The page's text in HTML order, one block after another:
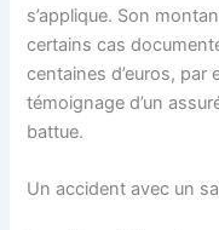
s’applique. Son
certains cas
centaines d’euros, par
témoignage d’un
battue.
Un accident avec un